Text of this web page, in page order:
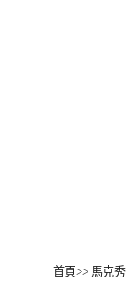
首頁>> 馬克秀